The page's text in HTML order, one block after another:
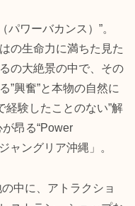
パワーバカンス）”。
の生命力に満ちた見た
の大絶景の中で、その
”興奮”と本物の自然に
経験したことのない”解
昂る“Power
ャングリア沖縄」。
中に、アトラクショ